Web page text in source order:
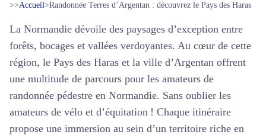
>>Accueil>Randonnée Terres d’Argentan : découvrez le Pays des Haras
La Normandie dévoile des paysages d’exception entre
forêts, bocages et vallées verdoyantes. Au cœur de cette
région, le Pays des Haras et la ville d’Argentan offrent
une multitude de parcours pour les amateurs de
randonnée pédestre en Normandie. Sans oublier les
amateurs de vélo et d’équitation ! Chaque itinéraire
propose une immersion au sein d’un territoire riche en